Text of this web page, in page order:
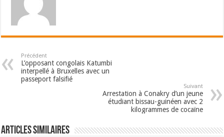
Précédent
L’opposant congolais Katumbi
interpellé à Bruxelles avec un
passeport falsifié
Suivant
Arrestation à Conakry d’un jeune
étudiant bissau-guinéen avec 2
kilogrammes de cocaïne
Articles Similaires